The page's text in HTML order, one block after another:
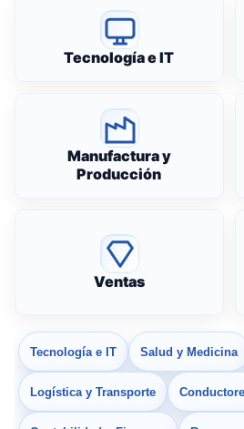
Tecnología e IT
Manufactura y
Producción
Ventas
Tecnología e IT Salud y Medicina
Logística y Transporte